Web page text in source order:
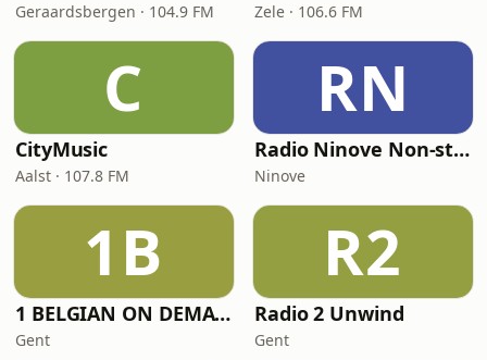
Geraardsbergen · 104.9 FM Zele · 106.6 FM
C
CityMusic
Aalst · 107.8 FM
RN
Radio Ninove Non-stop Hits
Ninove
1B
1 BELGIAN ON DEMAND RADIO
Gent
R2
Radio 2 Unwind
Gent